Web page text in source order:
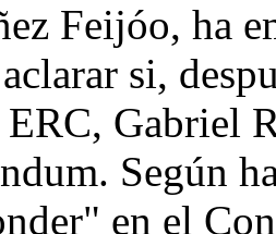
Feijóo, ha
si,
Gabriel
Según
en el